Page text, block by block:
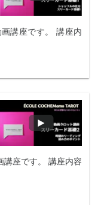
講座です。 講座内
講座です。 講座内容